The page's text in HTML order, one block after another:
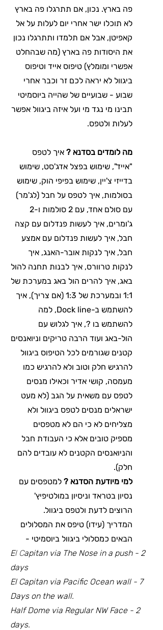
פה בארץ. נכון, אם תתרגלו פה בארץ
לא תוכלו ישר אחרי יום לעלות על אל
קאפיטן, אבל אם תלמדו ותתרגלו נכון
את היסודות פה בארץ (מה שבהחלט
אפשרי ומומלץ) טיפוס אייד וטיפוס
ביגוול לא יראה לכם זר וכבר אחרי
שבוע - שבועיים של שהייה ביוסמיטי
תבינו מי נגד מי ועל איזה ביגוול אפשר
לעלות ולטפס.
מה לומדים בסדנא ? איך לטפס
"אייד", שימוש בפצל אדג'סט, שימוש
בדייזי צ'יין, שימוש בפיפי הוק, שימוש
בסולמות, איך לטפס על חבל (לג'מר)
עם סולם אחד, עם 2 סולמות ו-2
ג'ומרים, איך לעשות פנדלום עם קצה
חבל, איך לעשות פנדלום עם אמצע
חבל, איך לנקות אובר-האנג, איך
לנקות טרוורס, איך לבנות תחנה להול
באג, איך להרים הול באג במערכת של
1:1 ובמערכת של 1:3 (אם צריך), איך
להשתמש ב-Dock line, למה
להשתמש בו ?, איך לגלוש עם
הול-באג ועוד הרבה טריקים וניואנסים
קטנים שגורמים לכל הטיפוס ביגוול
להרגיש חלק וטוב ולא להרגיש כמו
מעמסה, קושי אדיר וכאילו מנסים
לטפס עם משאית על הגב (לא מעט
ישראלים מנסים לטפס ביגוול ולא
מצליחים לא כי הם לא מטפסים
מספיק טובים אלא כי העבודת חבל
והניואנסים הקטנים לא עובדים להם
חלק).
למי מיודעת הסדנא ? למטפסים עם
נסיון בטראד וניסיון במולטיפיץ'
הרוצים לדעת ולטפס ביגוול.
המדריך (עידו) טיפס את המסלולים
הבאים כמסלולי ביגוול ביוסמיטי -
El Capitan via The Nose in a push - 2
days
El Capitan via Pacific Ocean wall - 7
Days on the wall.
Half Dome via Regular NW Face - 2
days.